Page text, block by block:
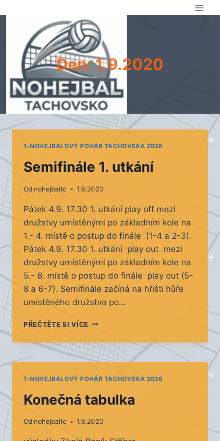
Den: 1.9.2020
1-NOHEJBALOVÝ POHÁR TACHOVSKA 2026
Semifinále 1. utkání
Od nohejbaltc 1.9.2020
Pátek 4.9. 17.30 1. utkání play off mezi
družstvy umístěnými po základním kole na
1.- 4. místě o postup do finále (1-4 a 2-3).
Pátek 4.9. 17.30 1. utkání play out mezi
družstvy umístěnými po základním kole na
5.- 8. místě o postup do finále play out (5-
8 a 6-7). Semifinále začíná na hřišti hůře
umístěného družstva po…
PŘEČTĚTE SI VÍCESEMIFINÁLE
UTKÁNÍ
1-NOHEJBALOVÝ POHÁR TACHOVSKA 2026
Konečná tabulka
Od nohejbaltc 1.9.2020